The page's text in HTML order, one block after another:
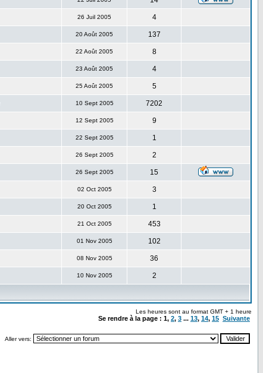
26 Juil 2005 4
20 Août 2005 137
22 Août 2005 8
23 Août 2005 4
25 Août 2005 5
10 Sept 2005 7202
12 Sept 2005 9
22 Sept 2005 1
26 Sept 2005 2
26 Sept 2005 15
02 Oct 2005 3
20 Oct 2005 1
21 Oct 2005 453
01 Nov 2005 102
08 Nov 2005 36
10 Nov 2005 2
Les heures sont au format GMT + 1 heure
Se rendre à la page : 1, 2, 3 ... 13, 14, 15 Suivante
Aller vers: